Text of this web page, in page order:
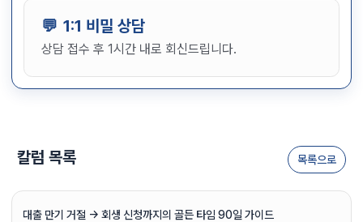
1:1 비밀 상담
상담 접수 후 1시간 내로 회신드립니다.
칼럼 목록 목록으로
대출 만기 거절 → 회생 신청까지의 골든 타임 90일 가이드